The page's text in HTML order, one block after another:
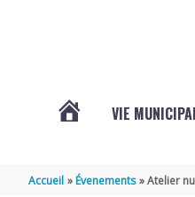
VIE
Accueil Évenements Atelier